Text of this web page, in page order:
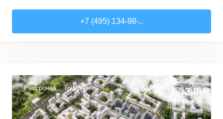
2-комн. кв. 5 825 910 ₽
32,92–60,32м² 29 предложений
+7 (495) 134-98-..
Рассрочка Трейд-ин 3,8